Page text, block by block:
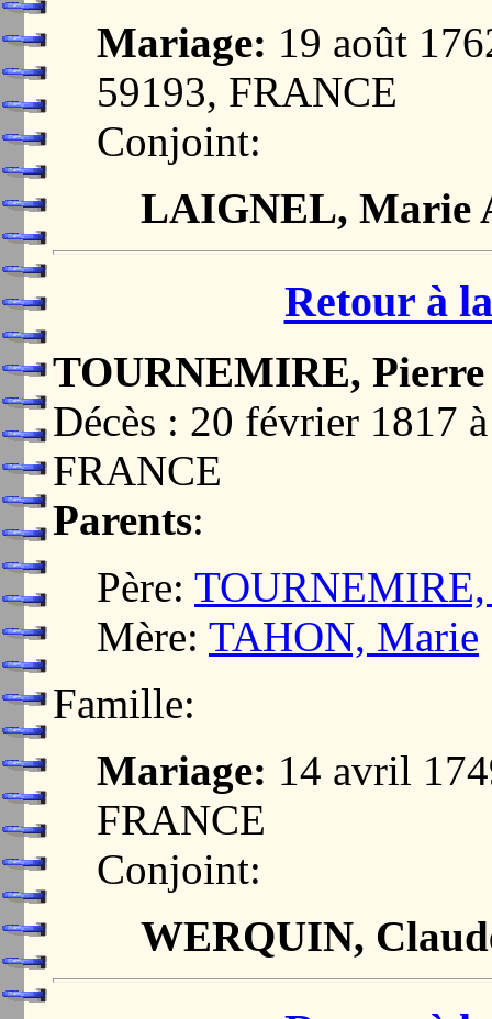
Mariage: 19 août
59193, FRANCE
Conjoint:
LAIGNEL, Marie
Retour à
TOURNEMIRE, Pierre
Décès : 20 février 1817
FRANCE
Parents:
Père: TOURNEMIRE,
Mère: TAHON, Marie
Famille:
Mariage: 14 avril
FRANCE
Conjoint:
WERQUIN,